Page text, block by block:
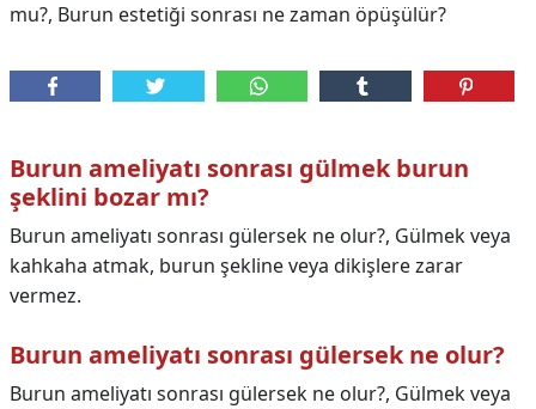
mu?, Burun estetiği sonrası ne zaman öpüşülür?
Burun ameliyatı sonrası gülmek burun
şeklini bozar mı?
Burun ameliyatı sonrası gülersek ne olur?, Gülmek veya
kahkaha atmak, burun şekline veya dikişlere zarar
vermez.
Burun ameliyatı sonrası gülersek ne olur?
Burun ameliyatı sonrası gülersek ne olur?, Gülmek veya